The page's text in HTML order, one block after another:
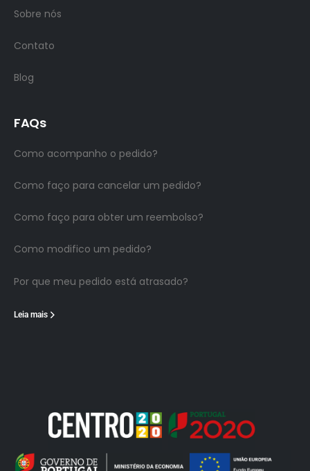
Sobre nós
Contato
Blog
FAQs
Como acompanho o pedido?
Como faço para cancelar um pedido?
Como faço para obter um reembolso?
Como modifico um pedido?
Por que meu pedido está atrasado?
Leia mais